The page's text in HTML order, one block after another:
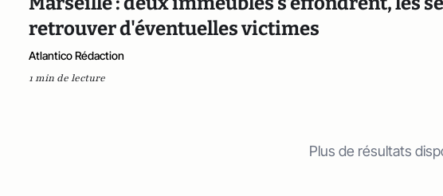
retrouver d'éventuelles victimes
Atlantico Rédaction
1 min de lecture
Plus de résultats